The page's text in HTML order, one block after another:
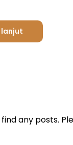
lanjut
any posts.